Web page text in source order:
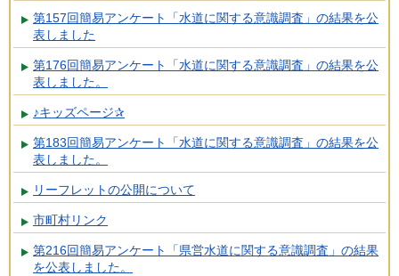
第157回簡易アンケート「水道に関する意識調査」の結果を公
表しました
第176回簡易アンケート「水道に関する意識調査」の結果を公
表しました。
♪キッズページ✰
第183回簡易アンケート「水道に関する意識調査」の結果を公
表しました。
リーフレットの公開について
市町村リンク
第216回簡易アンケート「県営水道に関する意識調査」の結果
を公表しました。